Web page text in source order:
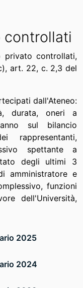
controllati
privato controllati,
art. 22, c. 2,3 del
dall'Ateneo:
durata, oneri a
sul bilancio
rappresentanti,
spettante a
degli ultimi 3
amministratore e
funzioni
dell'Università,
2025
2024